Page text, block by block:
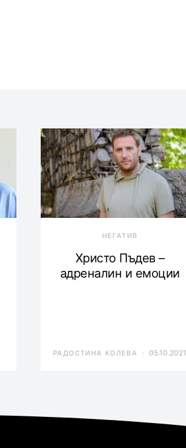
НЕГАТИВ
Христо Пъдев –
адреналин и емоции
РАДОСТИНА КОЛЕВА 05.10.2021